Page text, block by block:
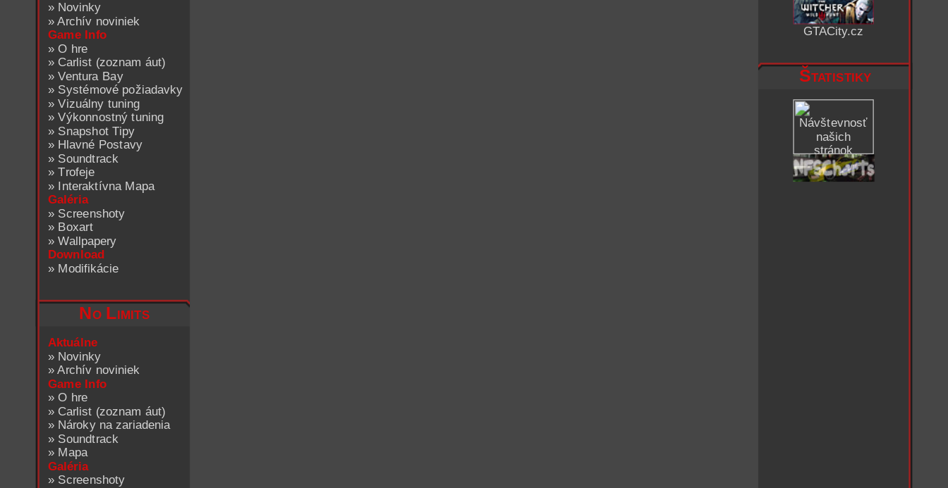
» Novinky
»Archív noviniek
Game Info
»O hre
» Carlist (zoznam áut)
»Ventura Bay
» Systémové požiadavky
»Vizuálny tuning
»Výkonnostný tuning
» Snapshot Tipy
» Hlavné Postavy
» Soundtrack
»Trofeje
» Interaktívna Mapa
Galéria
» Screenshoty
» Boxart
»Wallpapery
Download
» Modifikácie
No Limits
Aktuálne
» Novinky
»Archív noviniek
Game Info
»O hre
» Carlist (zoznam áut)
» Nároky na zariadenia
» Soundtrack
» Mapa
Galéria
» Screenshoty
GTACity.cz
Štatistiky